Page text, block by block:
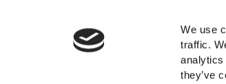
We use
traffic.
analytics
they’ve